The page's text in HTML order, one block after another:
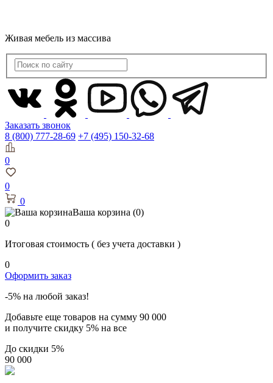
Живая мебель из массива
Заказать звонок
8 (800) 777-28-69 +7 (495) 150-32-68
0
0
0
Ваша корзина (0)
0
Итоговая стоимость ( без учета доставки )
0
Оформить заказ
-5% на любой заказ!
Добавьте еще товаров на сумму 90 000
и получите скидку 5% на все
До скидки 5%
90 000